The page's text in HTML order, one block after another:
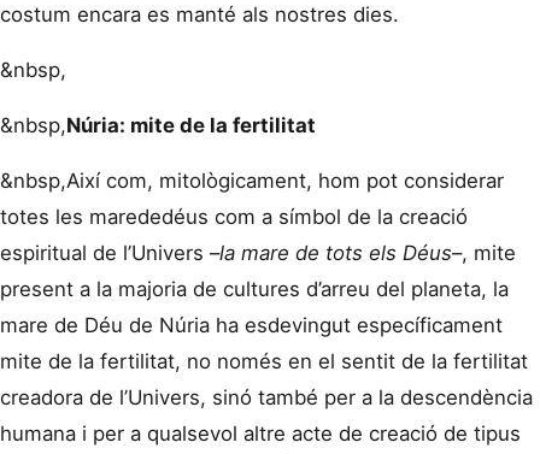
costum encara es manté als nostres dies.
&nbsp,
&nbsp,Núria: mite de la fertilitat
&nbsp,Així com, mitològicament, hom pot considerar
totes les marededéus com a símbol de la creació
espiritual de l’Univers –la mare de tots els Déus–, mite
present a la majoria de cultures d’arreu del planeta, la
mare de Déu de Núria ha esdevingut específicament
mite de la fertilitat, no només en el sentit de la fertilitat
creadora de l’Univers, sinó també per a la descendència
humana i per a qualsevol altre acte de creació de tipus